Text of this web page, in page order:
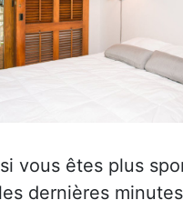
vous êtes plus
dernières minutes